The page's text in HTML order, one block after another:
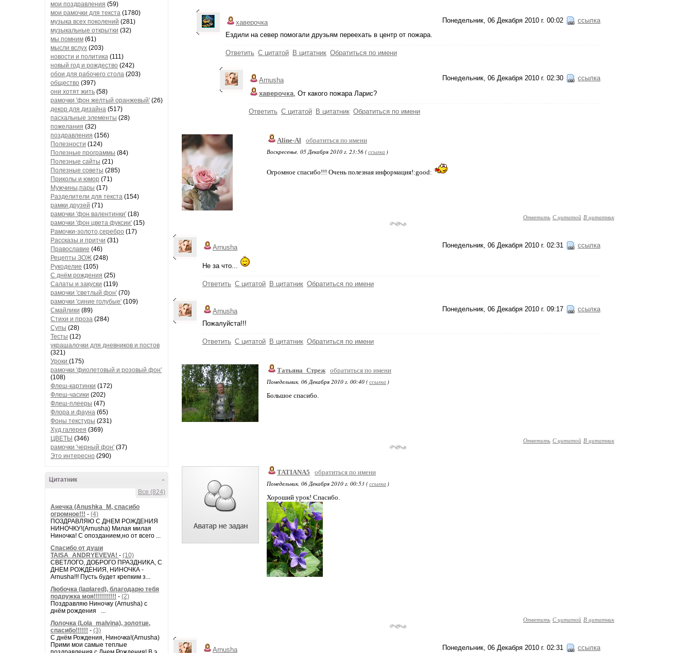
мои поздравления (59)
мои рамочки для текста (1780)
музыка всех поколений (281)
музыкальные открытки (32)
мы помним (61)
мысли вслух (203)
новости и политика (111)
новый год и рождество (242)
обои для рабочего стола (203)
общество (397)
они хотят жить (58)
рамочки 'фон желтый оранжевый' (26)
декор для дизайна (517)
пасхальные элементы (28)
пожелания (32)
поздравления (156)
Полезности (124)
Полезные программы (84)
Полезные сайты (21)
Полезные советы (285)
Приколы и юмор (71)
Мужчины,пары (17)
Разделители для текста (154)
рамки друзей (71)
рамочки 'фон валентинки' (18)
рамочки 'фон цвета фуксии' (15)
Рамочки-золото,серебро (17)
Рассказы и притчи (31)
Православие (46)
Рецепты ЗОЖ (248)
Рукоделие (105)
С днём рождения (25)
Салаты и закуски (119)
рамочки 'светлый фон' (70)
рамочки 'синие голубые' (109)
Смайлики (89)
Стихи и проза (284)
Супы (28)
Тесты (12)
украшалочки для дневников и постов
(321)
Уроки (175)
рамочки 'фиолетовый и розовый фон'
(108)
Флеш-картинки (172)
Флеш-часики (202)
Флеш-плееры (47)
Флора и фауна (65)
Фоны текстуры (231)
Худ.галерея (369)
ЦВЕТЫ (346)
рамочки 'черный фон' (37)
Это интересно (290)
-
Цитатник
Все (824)
Анечка (Anushka_M, спасибо
огромное!!! - (4)
ПОЗДРАВЛЯЮ С ДНЕМ РОЖДЕНИЯ
НИНОЧКУ!(Arnusha) Милая милая
Ниночка! С опозданием,но от всего ...
Спасибо от души
TAISA_ANDRYEVEVA! - (10)
СВЕТЛОГО, ДОБРОГО ПРАЗДНИКА, С
ДНЕМ РОЖДЕНИЯ, НИНОЧКА -
Arnusha!!! Пусть будет крепким з...
Любочка (laplared), благодарю тебя
подружка моя!!!!!!!!!!! - (2)
Поздравляю Ниночку (Arnusha) с
днём рождения ...
Лолочка (Lola_malvina), золотце,
спасибо!!!!!! - (3)
С днём Рождения, Ниночка!(Аrnusha)
Прими мои самые теплые
Понедельник, 06 Декабря 2010 г. 00:02 ссылка
хаверочка
Ездили на север помогали друзьям переехать в центр от пожара.
Ответить С цитатой В цитатник Обратиться по имени
Понедельник, 06 Декабря 2010 г. 02:30 ссылка
Arnusha
хаверочка, От какого пожара Ларис?
Ответить С цитатой В цитатник Обратиться по имени
Aline-Al обратиться по имени
Воскресенье, 05 Декабря 2010 г. 23:56 (ссылка )
Огромное спасибо!!! Очень полезная информация!:good:
Ответить С цитатой В цитатник
Понедельник, 06 Декабря 2010 г. 02:31 ссылка
Arnusha
Не за что...
Ответить С цитатой В цитатник Обратиться по имени
Понедельник, 06 Декабря 2010 г. 09:17 ссылка
Arnusha
Пожалуйста!!!
Ответить С цитатой В цитатник Обратиться по имени
Татьяна_Стреж обратиться по имени
Понедельник, 06 Декабря 2010 г. 00:40 (ссылка )
Большое спасибо.
Ответить С цитатой В цитатник
TATIANA5
обратиться по имени
Понедельник, 06 Декабря 2010 г. 00:53 (ссылка )
Хороший урок! Спасибо.
Ответить С цитатой В цитатник
Понедельник, 06 Декабря 2010 г. 02:31 ссылка
Arnusha